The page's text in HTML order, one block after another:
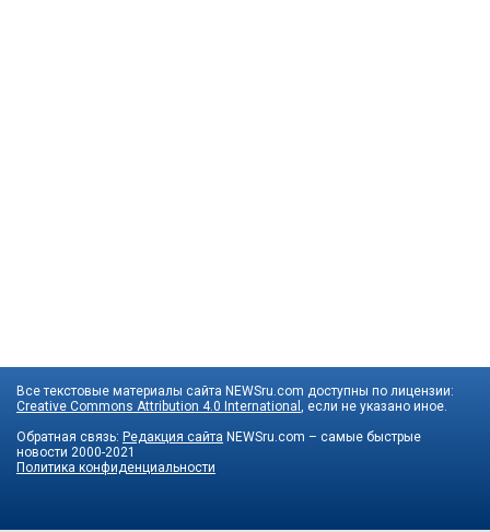
Все текстовые материалы сайта NEWSru.com доступны по лицензии:
Creative Commons Attribution 4.0 International , если не указано иное.
Обратная связь: Редакция сайта NEWSru.com – самые быстрые
новости 2000-2021
Политика конфиденциальности